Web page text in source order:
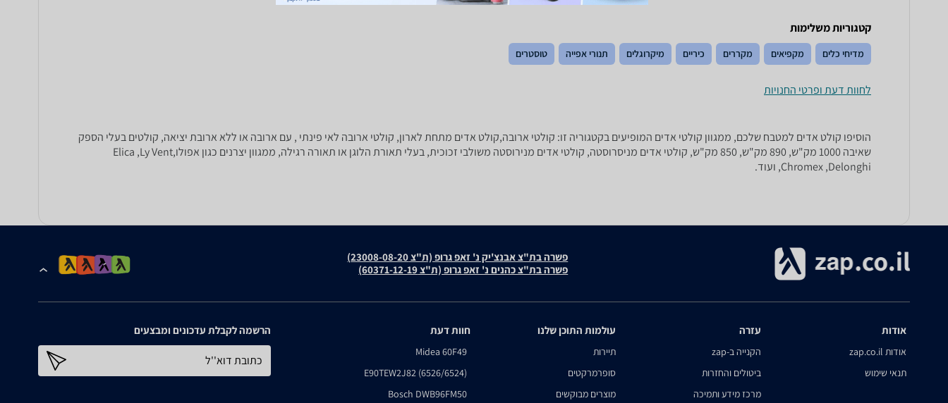
קטגוריות משלימות
מדיחי כלים מקפיאים מקררים כיריים מיקרוגלים תנורי אפייה טוסטרים
לחוות דעת ופרטי החנויות
הוסיפו קולט אדים למטבח שלכם, ממגוון קולטי אדים המופיעים בקטגוריה זו: קולטי ארובה,קולט אדים מתחת לארון, קולטי ארובה לאי פינתי , עם ארובה או ללא ארובת יציאה, קולטים בעלי הספק
שאיבה 1000 מק"ש, 890 מק"ש, 850 מק"ש, קולטי אדים מניסרוסטה, קולטי אדים מנירוסטה משולבי זכוכית, בעלי תאורת הלוגן או תאורה רגילה, ממגוון יצרנים כגון אפולו,Elica ,Ly Vent
,Chromex ,Delonghi ועוד.
פשרה בת"צ אבנצ'יק נ' זאפ גרופ (ת"צ 23008-08-20)
פשרה בת"צ כהנים נ' זאפ גרופ (ת"צ 60371-12-19)
אודות
אודות zap.co.il
תנאי שימוש
עזרה
הקנייה ב-zap
ביטולים והחזרות
מרכז מידע ותמיכה
עולמות התוכן שלנו
תיירות
סופרמרקטים
מוצרים מבוקשים
חוות דעת
Midea 60F49
E90TEW2J82 (6526/6524)
Bosch DWB96FM50
הרשמה לקבלת עדכונים ומבצעים
כתובת דוא''ל